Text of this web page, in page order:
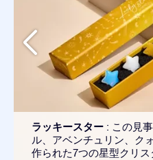
ラッキースター : この見
ル、アベンチュリン、ク
作られた7つの星型クリス